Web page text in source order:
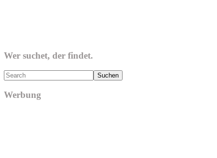
Wer suchet, der findet.
Search
Werbung